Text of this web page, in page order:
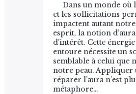
Dans un monde où
et les sollicitations
impactent autant
esprit, la notion
d’intérêt. Cette
entoure nécessite un
semblable à celui que
notre peau. Appliquer
réparer l’aura n’est
métaphore…